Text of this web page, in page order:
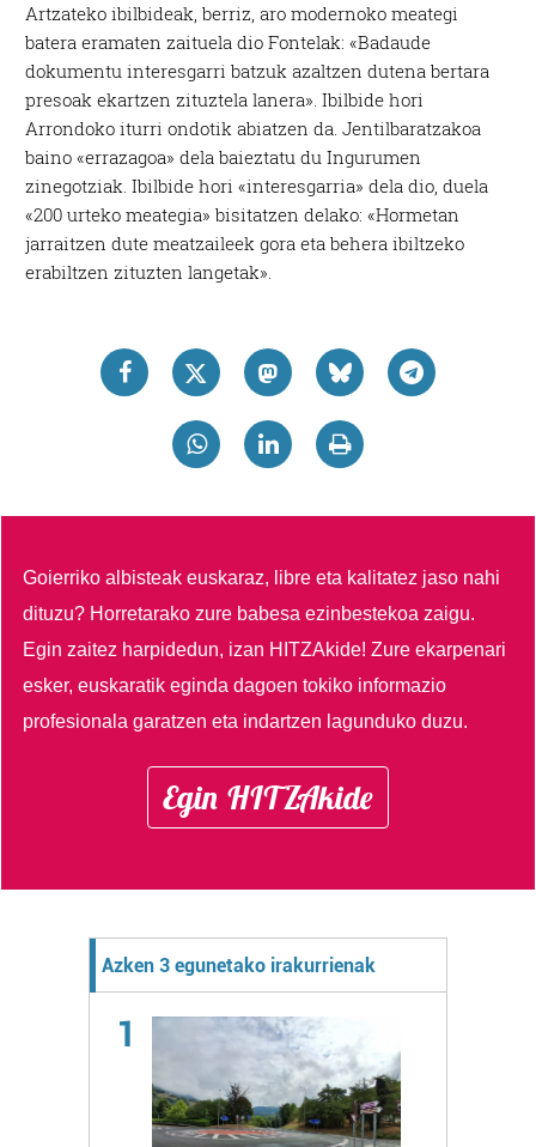
Artzateko ibilbideak, berriz, aro modernoko meategi
batera eramaten zaituela dio Fontelak: «Badaude
dokumentu interesgarri batzuk azaltzen dutena bertara
presoak ekartzen zituztela lanera». Ibilbide hori
Arrondoko iturri ondotik abiatzen da. Jentilbaratzakoa
baino «errazagoa» dela baieztatu du Ingurumen
zinegotziak. Ibilbide hori «interesgarria» dela dio, duela
«200 urteko meategia» bisitatzen delako: «Hormetan
jarraitzen dute meatzaileek gora eta behera ibiltzeko
erabiltzen zituzten langetak».
Goierriko albisteak euskaraz, libre eta kalitatez jaso nahi
dituzu? Horretarako zure babesa ezinbestekoa zaigu.
Egin zaitez harpidedun, izan HITZAkide!Zure ekarpenari
esker, euskaratik eginda dagoen tokiko informazio
profesionala garatzen eta indartzen lagunduko duzu.
Egin HITZAkide
Azken 3 egunetako irakurrienak
1